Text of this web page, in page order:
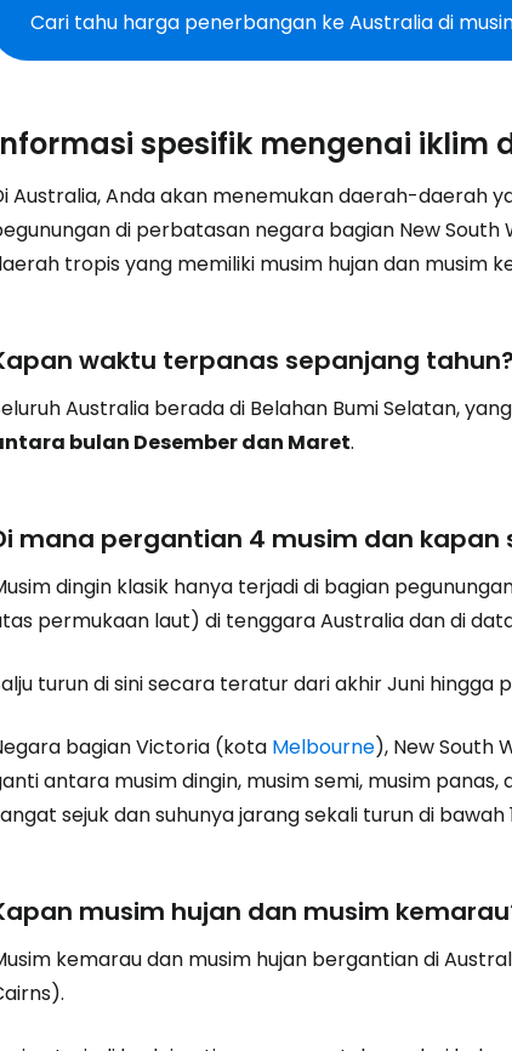
Cari tahu harga penerbangan ke Australia di
spesifik mengenai iklim
Australia, Anda akan menemukan daerah-daerah
di perbatasan negara bagian New South
tropis yang memiliki musim hujan dan musim
waktu terpanas sepanjang tahun?
Australia berada di Belahan Bumi Selatan,
bulan Desember dan Maret.
mana pergantian 4 musim dan kapan
dingin klasik hanya terjadi di bagian
permukaan laut) di tenggara Australia dan di
turun di sini secara teratur dari akhir Juni hingga
bagian Victoria (kota Melbourne), New South
antara musim dingin, musim semi, musim
sejuk dan suhunya jarang sekali turun di bawah
musim hujan dan musim
kemarau dan musim hujan bergantian di